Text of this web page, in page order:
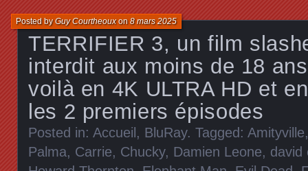
TERRIFIER 3, un film
interdit aux moins de 18
voilà en 4K ULTRA HD et
les 2 premiers épisodes
Posted byGuy Courtheouxon8 mars 2025
Posted in: Accueil, BluRay. Tagged: Amityville
Palma, Carrie, Chucky, Damien Leone, david